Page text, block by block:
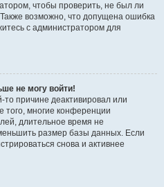
чтобы проверить, не был ли
возможно, что допущена ошибка
с администратором для
не могу войти!
причине деактивировал или
того, многие конференции
длительное время не
размер базы данных. Если
снова и активнее